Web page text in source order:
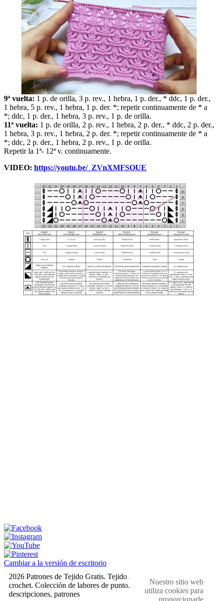
9ª vuelta: 1 p. de orilla, 3 p. rev., 1 hebra, 1 p. der., * ddc, 1 p. der.,
1 hebra, 5 p. rev., 1 hebra, 1 p. der. *; repetir continuamente de * a
*; ddc, 1 p. der., 1 hebra, 3 p. rev., 1 p. de orilla.
11ª vuelta: 1 p. de orilla, 2 p. rev., 1 hebra, 2 p. der., * ddc, 2 p. der.,
1 hebra, 3 p. rev., 1 hebra, 2 p. der. *; repetir continuamente de * a
*; ddc, 2 p. der., 1 hebra, 2 p. rev., 1 p. de orilla.
Repetir la 1ª- 12ª v. continuamente.
VIDEO: https://youtu.be/_ZVnXMFSOUE
Cambiar a la versión de escritorio
2026 Patrones de Tejido Gratis. Tejido a dos agujas y
crochet. Colección de labores de punto. Muestras,
descripciones, patrones
Nuestro sitio web
utiliza cookies para
proporcionarle